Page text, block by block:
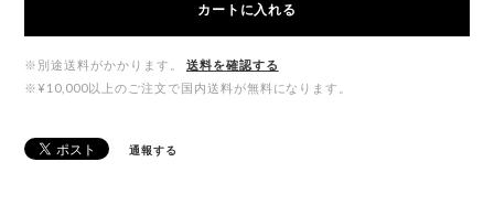
カートに入れる
※別途送料がかかります。
送料を確認する
※¥10,000以上のご注文で国内送料が無料になります。
通報する